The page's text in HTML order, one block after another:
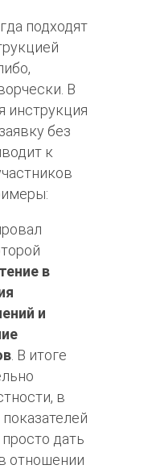
подходят
В
инструкция
без
к
в
и
. В итоге
в
дать
отношении